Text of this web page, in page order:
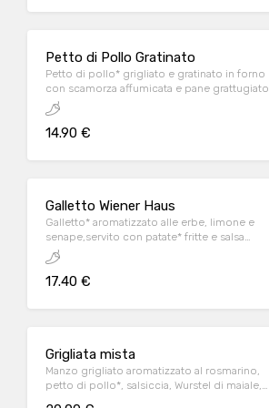
Petto di Pollo Gratinato
Petto di pollo* grigliato e gratinato in forno
con scamorza affumicata e pane grattugiato
aromatizzato, con pomodorini conditi,
servito con zucchine al forno
14.90 €
Galletto Wiener Haus
Galletto* aromatizzato alle erbe, limone e
senape,servito con patate* fritte e salsa
Wiener
17.40 €
Grigliata mista
Manzo grigliato aromatizzato al rosmarino,
petto di pollo*, salsiccia, Wurstel di maiale,